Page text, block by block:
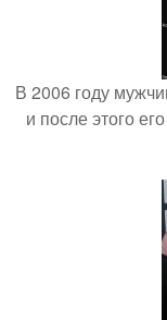
В 2006 году
и после этого